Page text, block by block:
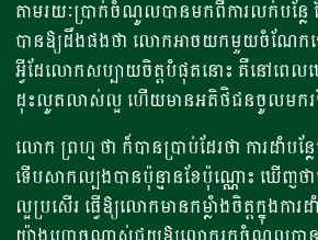
តាមរយៈប្រាក់ចំណូលបានមកពីការលក់បន្លែ ក្
បានឱ្យដឹងផងថា លោកអាចយកមួយចំណែកទ
អ្វីដែលោកសប្បាយចិត្តបំផុតនោះ គឺនៅពេល
ដុះលូតលាស់ល្អ ហើយមានអតិថិជនចូល​មករទិ
លោក ព្រហ្ម ថា ក៏បានប្រាប់ដែរថា ការដាំបន្ល
ទើបសាកល្បងបានប៉ុន្មានខែប៉ុណ្ណោះ ឃើញ
ល្អប្រសើរ ធ្វើឱ្យលោកមានកម្លាំងចិត្តក្នុងការ
យ៉ាងហោចណាស់ជួយឱ្យលោករកចំណូលបាន